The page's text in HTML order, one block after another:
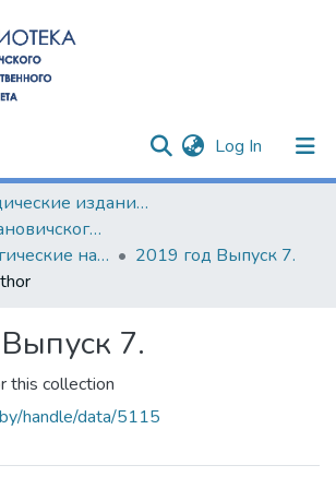
Log In (current)
Периодические издания БарГУ
Вестник Барановичского государственного университета
Серия Биологические науки (общая биология). Сельскохозяйственные науки (агрономия)
2019 год Выпуск 7.
7.
this collection
handle/data/5115